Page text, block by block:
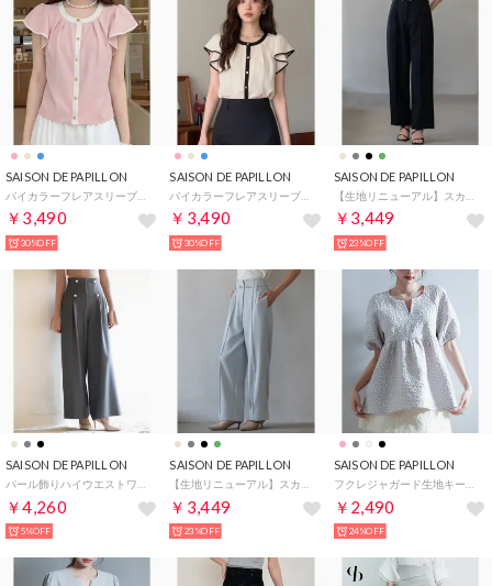
SAISON DE PAPILLON
￥3,490
30%OFF
SAISON DE PAPILLON
￥3,490
30%OFF
SAISON DE PAPILLON
￥3,449
23%OFF
SAISON DE PAPILLON
パール飾りハイウエストワイドパンツ （グレー）
￥4,260
5%OFF
SAISON DE PAPILLON
【生地リニューアル】スカラップハイウエストパンツ （ブルーグレー）
￥3,449
23%OFF
SAISON DE PAPILLON
フクレジャガード生地キーネックブラウス （グレー）
￥2,490
24%OFF